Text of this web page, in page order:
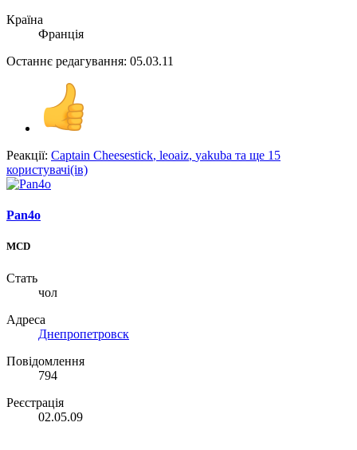
Країна
Франція
Останнє редагування: 05.03.11
Реакції: Captain Cheesestick, leoaiz, yakuba та ще 15
користувачі(ів)
Pan4o
MCD
Стать
чол
Адреса
Днепропетровск
Повідомлення
794
Реєстрація
02.05.09